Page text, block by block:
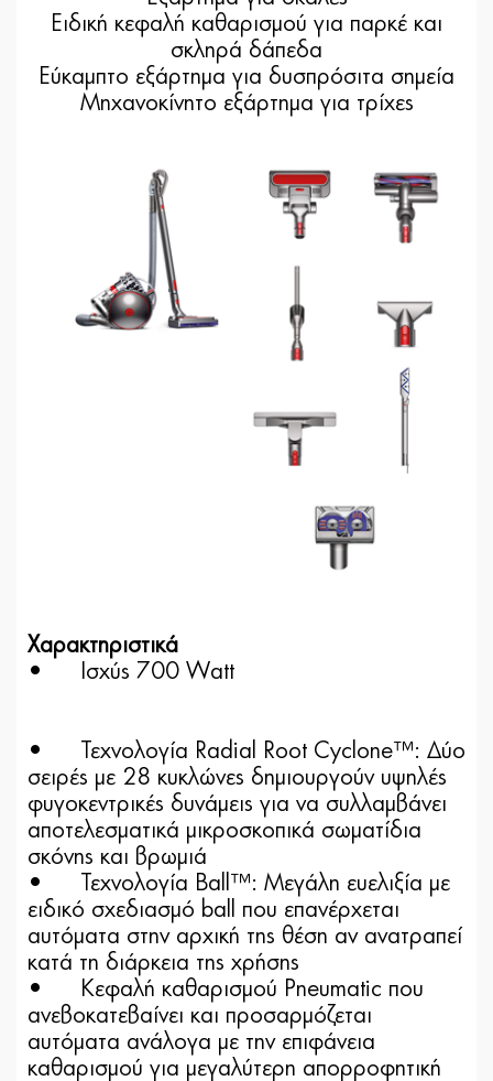
Ειδική κεφαλή καθαρισμού για παρκέ και
σκληρά δάπεδα
Εύκαμπτο εξάρτημα για δυσπρόσιτα σημεία
Μηχανοκίνητο εξάρτημα για τρίχες
Χαρακτηριστικά
•
Ισχύς 700 Watt
•
Τεχνολογία Radial Root Cyclone™: Δύο
σειρές με 28 κυκλώνες δημιουργούν υψηλές
φυγοκεντρικές δυνάμεις για να συλλαμβάνει
αποτελεσματικά μικροσκοπικά σωματίδια
σκόνης και βρωμιά
•
Τεχνολογία Ball™: Μεγάλη ευελιξία με
ειδικό σχεδιασμό ball που επανέρχεται
αυτόματα στην αρχική της θέση αν ανατραπεί
κατά τη διάρκεια της χρήσης
•
Κεφαλή καθαρισμού Pneumatic που
ανεβοκατεβαίνει και προσαρμόζεται
αυτόματα ανάλογα με την επιφάνεια
καθαρισμού για μεγαλύτερη απορροφητική